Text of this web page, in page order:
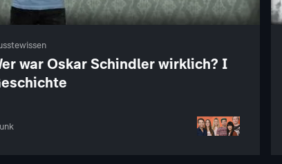
war Oskar Schindler wirklich? I